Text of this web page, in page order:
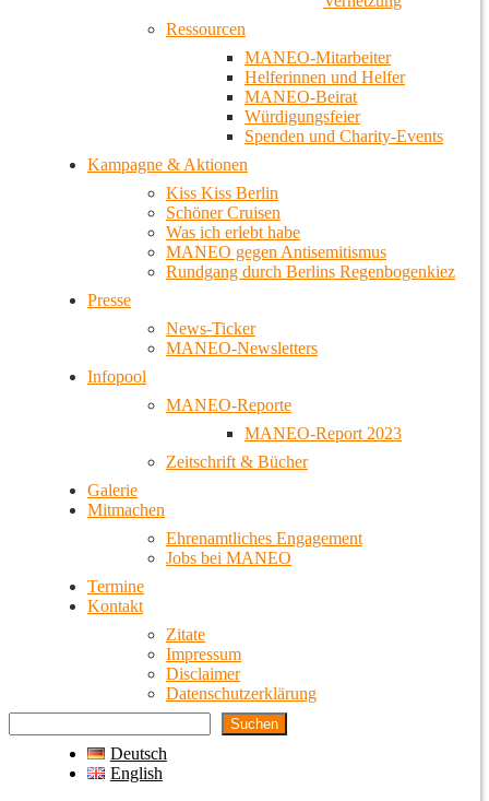
Ressourcen
MANEO-Mitarbeiter
Helferinnen und Helfer
MANEO-Beirat
Würdigungsfeier
Spenden und Charity-Events
Kampagne & Aktionen
Kiss Kiss Berlin
Schöner Cruisen
Was ich erlebt habe
MANEO gegen Antisemitismus
Rundgang durch Berlins Regenbogenkiez
Presse
News-Ticker
MANEO-Newsletters
Infopool
MANEO-Reporte
MANEO-Report 2023
Zeitschrift & Bücher
Galerie
Mitmachen
Ehrenamtliches Engagement
Jobs bei MANEO
Termine
Kontakt
Zitate
Impressum
Disclaimer
Datenschutzerklärung
Suchen
Deutsch
English